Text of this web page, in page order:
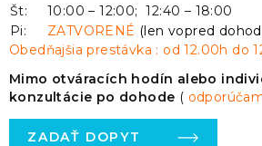
Št:
10:00 – 12:00; 12:40 – 18:00
Pi:
ZATVORENÉ (len vopred
Obedňajšia prestávka : od 12.00h do
Mimo otváracích hodín alebo
konzultácie po dohode (
ZADAŤ DOPYT